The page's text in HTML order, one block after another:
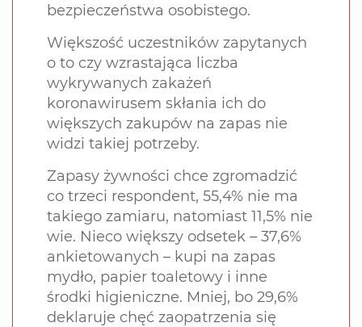
bezpieczeństwa osobistego.
Większość uczestników zapytanych
o to czy wzrastająca liczba
wykrywanych zakażeń
koronawirusem skłania ich do
większych zakupów na zapas nie
widzi takiej potrzeby.
Zapasy żywności chce zgromadzić
co trzeci respondent, 55,4% nie ma
takiego zamiaru, natomiast 11,5% nie
wie. Nieco większy odsetek – 37,6%
ankietowanych – kupi na zapas
mydło, papier toaletowy i inne
środki higieniczne. Mniej, bo 29,6%
deklaruje chęć zaopatrzenia się